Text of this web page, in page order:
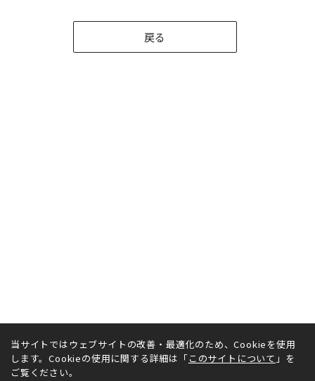
戻る
当サイトではウェブサイトの改善・最適化のため、Cookieを使用
します。Cookieの使用に関する詳細は「このサイトについて 」を
ご覧ください。